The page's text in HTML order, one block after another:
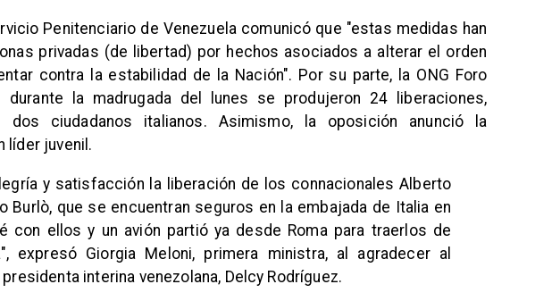
Penitenciario de Venezuela comunicó que "estas medidas han
privadas (de libertad) por hechos asociados a alterar el orden
contra la estabilidad de la Nación". Por su parte, la ONG Foro
durante la madrugada del lunes se produjeron 24 liberaciones,
dos ciudadanos italianos. Asimismo, la oposición anunció la
líder juvenil.
y satisfacción la liberación de los connacionales Alberto
Burlò, que se encuentran seguros en la embajada de Italia en
con ellos y un avión partió ya desde Roma para traerlos de
expresó Giorgia Meloni, primera ministra, al agradecer al
interina venezolana, Delcy Rodríguez.